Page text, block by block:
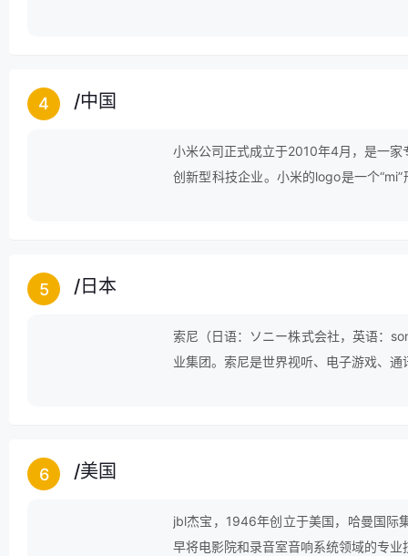
4 /中国
小米公司正式成立于2010年4月，是一
创新型科技企业。小米的logo是一个
5 / 日本
索尼（日语：ソニー株式会社，英语：
业集团。索尼是世界视听、电子游戏、
6 /美国
jbl杰宝，1946年创立于美国，哈曼国际
早将电影院和录音室音响系统领域的专